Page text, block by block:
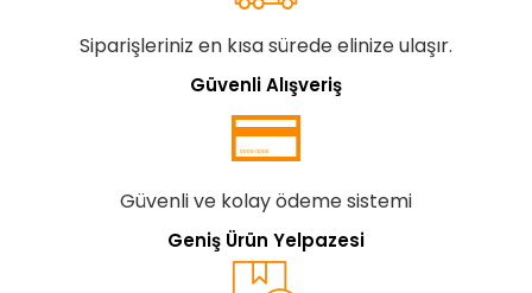
Siparişleriniz en kısa sürede elinize ulaşır.
Güvenli Alışveriş
Güvenli ve kolay ödeme sistemi
Geniş Ürün Yelpazesi